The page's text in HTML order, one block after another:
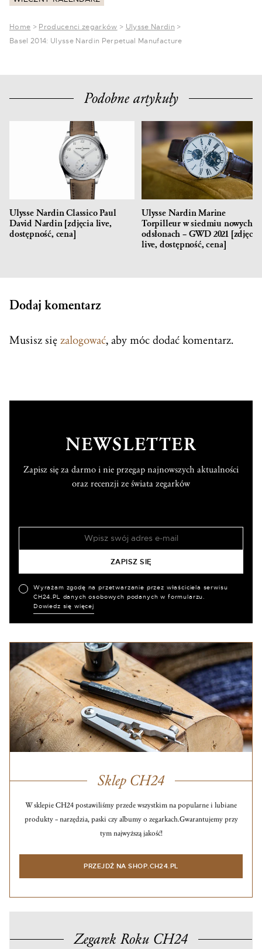
Home > Producenci zegarków > Ulysse Nardin >
Basel 2014: Ulysse Nardin Perpetual Manufacture
Podobne artykuły
Ulysse Nardin Classico Paul
David Nardin [zdjęcia live,
dostępność, cena]
Ulysse Nardin Marine
Torpilleur w siedmiu nowych
odsłonach – GWD 2021 [zdjęcia
live, dostępność, cena]
Dodaj komentarz
Musisz się zalogować, aby móc dodać komentarz.
NEWSLETTER
Zapisz się za darmo i nie przegap najnowszych aktualności
oraz recenzji ze świata zegarków
Wyrażam zgodę na przetwarzanie przez właściciela serwisu
CH24.PL danych osobowych podanych w formularzu.
Dowiedz się więcej
Sklep CH24
W sklepie CH24 postawiliśmy przede wszystkim na popularne i lubiane
produkty – narzędzia, paski czy albumy o zegarkach.Gwarantujemy przy
tym najwyższą jakość!
PRZEJDŹ NA SHOP.CH24.PL
Zegarek Roku CH24